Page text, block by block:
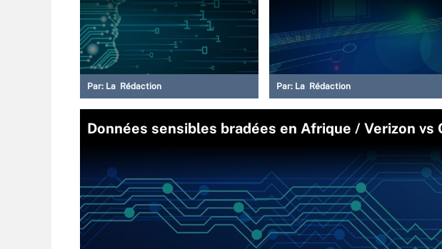
Par: La Rédaction Par: La Rédaction
Données sensibles bradées en Afrique / Verizon